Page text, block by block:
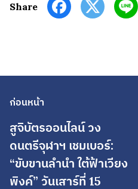
Share
ก่อนหน้า
สูจิบัตรออนไลน์ วง
ดนตรีจุฬาฯ เชมเบอร์:
“ขับขานลำนำ ใต้ฟ้าเวียง
พิงค์” วันเสาร์ที่ 15